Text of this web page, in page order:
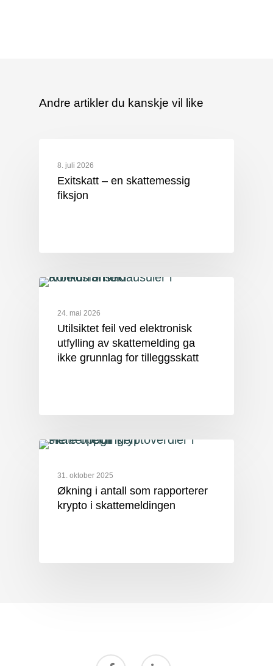
Andre artikler du kanskje vil like
8. juli 2026
Exitskatt – en skattemessig
fiksjon
24. mai 2026
Utilsiktet feil ved elektronisk
utfylling av skattemelding ga
ikke grunnlag for tilleggsskatt
31. oktober 2025
Økning i antall som rapporterer
krypto i skattemeldingen